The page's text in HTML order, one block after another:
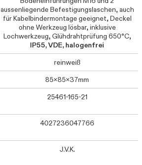
aussenliegende Befestigungslaschen, auch
für Kabelbindermontage geeignet, Deckel
ohne Werkzeug lösbar, inklusive
Lochwerkzeug, Glühdrahtprüfung 650°C,
IP55, VDE, halogenfrei
reinweiß
85x85x37mm
25461-165-21
4027236047766
J.V.K.